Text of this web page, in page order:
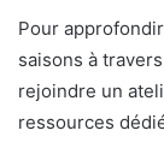
Pour
saisons à
rejoindre un
ressources